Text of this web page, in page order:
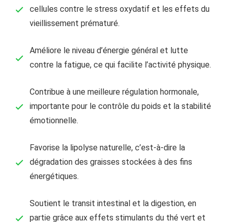
cellules contre le stress oxydatif et les effets du
vieillissement prématuré.
Améliore le niveau d’énergie général et lutte
contre la fatigue, ce qui facilite l’activité physique.
Contribue à une meilleure régulation hormonale,
importante pour le contrôle du poids et la stabilité
émotionnelle.
Favorise la lipolyse naturelle, c’est-à-dire la
dégradation des graisses stockées à des fins
énergétiques.
Soutient le transit intestinal et la digestion, en
partie grâce aux effets stimulants du thé vert et